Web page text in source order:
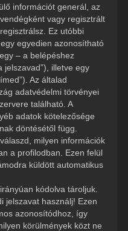
információt generál, az
vagy regisztrált
Ez utóbbi
egyedien azonosítható
– a belépéshez
jelszavad”), illetve egy
Az általad
adatvédelmi törvényei
található. A
adatok kötelezősége
döntésétől függ.
milyen információk
a profilodban. Ezen felül
küldött automatikus
kódolva tároljuk.
jelszavat használj! Ezen
azonosítódhoz, így
körülmények közt ne